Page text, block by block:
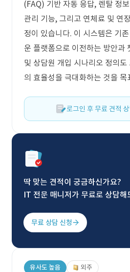
(FAQ) 기반 자동 응답, 렌탈 정
관리 기능, 그리고 연체료 및 연
정이 있습니다. 이 시스템은 기
운 플랫폼으로 이전하는 방안과
및 상담원 개입 시나리오 정의도
의 효율성을 극대화하는 것을 목
로그인 후 무료 견적
딱 맞는 견적이 궁금하신가요?
IT 전문 매니저가 무료로 상담해
무료 상담 신청
유사도 높음 외주